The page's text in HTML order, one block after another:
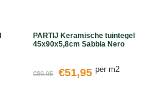
PARTIJ Keramische tuintegel
45x90x5,8cm Sabbia Nero
€89,95 €51,95 per m2